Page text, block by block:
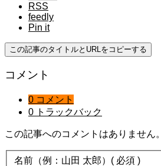
RSS
feedly
Pin it
この記事のタイトルとURLをコピーする
コメント
0 コメント
0 トラックバック
この記事へのコメントはありません。
名前（例：山田 太郎） ( 必須 )